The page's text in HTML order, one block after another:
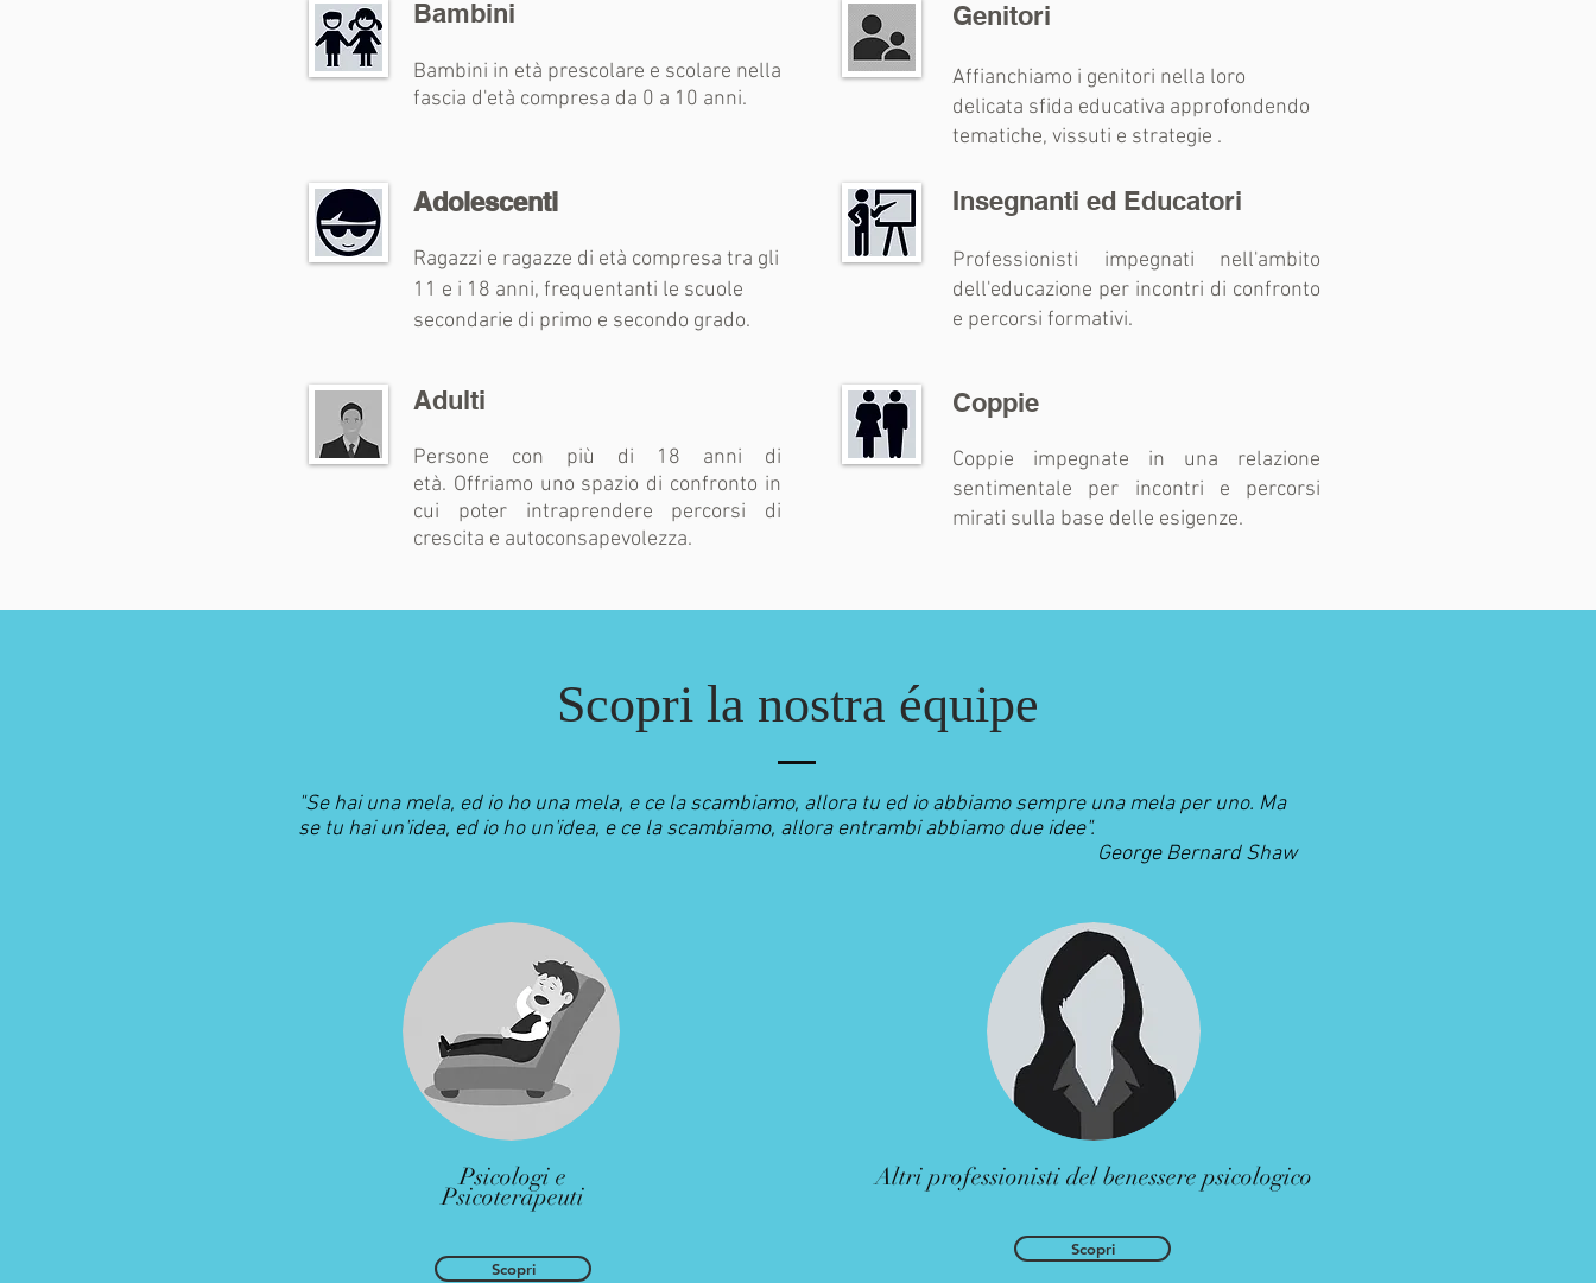
Bambini
Bambini in età prescolare e scolare nella
fascia d'età compresa da 0 a 10 anni.
Genitori
Affianchiamo i genitori nella loro
delicata sfida educativa approfondendo
tematiche, vissuti e strategie .
Adolescenti
Ragazzi e ragazze di età compresa tra gli
11 e i 18 anni, frequentanti le scuole
secondarie di primo e secondo grado.
Insegnanti ed Educatori
Professionisti impegnati nell'ambito
dell'educazione per incontri di confronto
e percorsi formativi.
Adulti
Persone con più di 18 anni di
età. Offriamo uno spazio di confronto in
cui poter intraprendere percorsi di
crescita e autoconsapevolezza.
Coppie
Coppie impegnate in una relazione
sentimentale per incontri e percorsi
mirati sulla base delle esigenze.
Scopri la nostra équipe
"Se hai una mela, ed io ho una mela, e ce la scambiamo, allora tu ed io abbiamo sempre una mela per uno. Ma
se tu hai un'idea, ed io ho un'idea, e ce la scambiamo, allora entrambi abbiamo due idee".
George Bernard Shaw
Psicologi e
Psicoterapeuti
Scopri
Altri professionisti del benessere psicologico
Scopri